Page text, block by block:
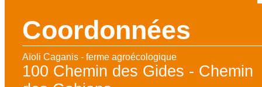
Coordonnées
Aïoli Caganis - ferme agroécologique
100 Chemin des Gides - Chemin